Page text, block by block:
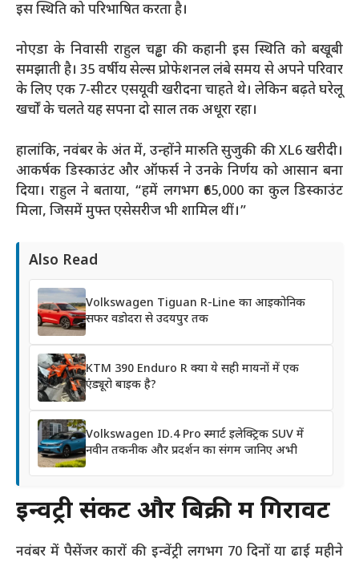
इस स्थिति को परिभाषित करता है।
नोएडा के निवासी राहुल चड्ढा की कहानी इस स्थिति को बखूबी
समझाती है। 35 वर्षीय सेल्स प्रोफेशनल लंबे समय से अपने परिवार
के लिए एक 7-सीटर एसयूवी खरीदना चाहते थे। लेकिन बढ़ते घरेलू
खर्चों के चलते यह सपना दो साल तक अधूरा रहा।
हालांकि, नवंबर के अंत में, उन्होंने मारुति सुजुकी की XL6 खरीदी।
आकर्षक डिस्काउंट और ऑफर्स ने उनके निर्णय को आसान बना
दिया। राहुल ने बताया, “हमें लगभग ₹65,000 का कुल डिस्काउंट
मिला, जिसमें मुफ्त एसेसरीज भी शामिल थीं।”
Also Read
Volkswagen Tiguan R-Line का आइकोनिक
सफर वडोदरा से उदयपुर तक
KTM 390 Enduro R क्या ये सही मायनों में एक
एंड्यूरो बाइक है?
Volkswagen ID.4 Pro स्मार्ट इलेक्ट्रिक SUV में
नवीन तकनीक और प्रदर्शन का संगम जानिए अभी
इन्वेंट्री संकट और बिक्री में गिरावट
नवंबर में पैसेंजर कारों की इन्वेंट्री लगभग 70 दिनों या ढाई महीने